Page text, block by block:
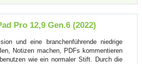
Pro 12,9 Gen.6 (2022)
und eine branchenführende niedrige
Notizen machen, PDFs kommentieren
wie ein normaler Stift. Durch die